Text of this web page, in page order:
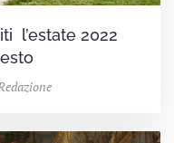
l’estate 2022